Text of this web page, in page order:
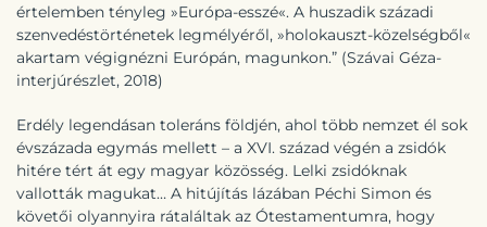
értelemben tényleg »Európa-esszé«. A huszadik századi
szenvedéstörténetek legmélyéről, »holokauszt-közelségből«
akartam végignézni Európán, magunkon.” (Szávai Géza-
interjúrészlet, 2018)
Erdély legendásan toleráns földjén, ahol több nemzet él sok
évszázada egymás mellett – a XVI. század végén a zsidók
hitére tért át egy magyar közösség. Lelki zsidóknak
vallották magukat… A hitújítás lázában Péchi Simon és
követői olyannyira rátaláltak az Ótestamentumra, hogy